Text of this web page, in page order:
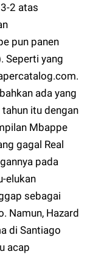
2 atas
pun panen
Seperti yang
ada yang
itu dengan
Mbappe
gagal Real
pada
elukan
sebagai
Namun, Hazard
di Santiago
acap